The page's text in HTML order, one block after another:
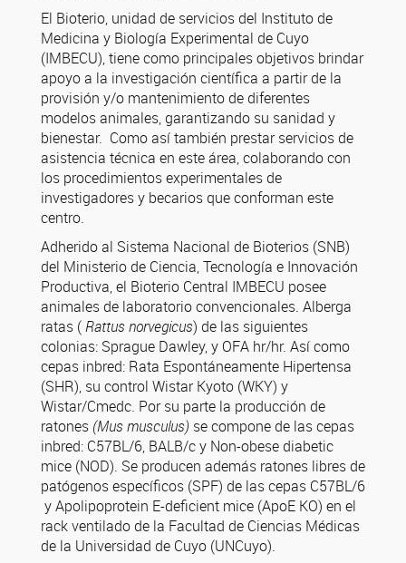
El Bioterio, unidad de servicios del Instituto de
Medicina y Biología Experimental de Cuyo
(IMBECU), tiene como principales objetivos brindar
apoyo a la investigación científica a partir de la
provisión y/o mantenimiento de diferentes
modelos animales, garantizando su sanidad y
bienestar. Como así también prestar servicios de
asistencia técnica en este área, colaborando con
los procedimientos experimentales de
investigadores y becarios que conforman este
centro.
Adherido al Sistema Nacional de Bioterios (SNB)
del Ministerio de Ciencia, Tecnología e Innovación
Productiva, el Bioterio Central IMBECU posee
animales de laboratorio convencionales. Alberga
ratas (Rattus norvegicus) de las siguientes
colonias: Sprague Dawley, y OFA hr/hr. Así como
cepas inbred: Rata Espontáneamente Hipertensa
(SHR), su control Wistar Kyoto (WKY) y
Wistar/Cmedc. Por su parte la producción de
ratones (Mus musculus) se compone de las cepas
inbred: C57BL/6, BALB/c y Non-obese diabetic
mice (NOD). Se producen además ratones libres de
patógenos específicos (SPF) de las cepas C57BL/6
y Apolipoprotein E-deficient mice (ApoE KO) en el
rack ventilado de la Facultad de Ciencias Médicas
de la Universidad de Cuyo (UNCuyo).